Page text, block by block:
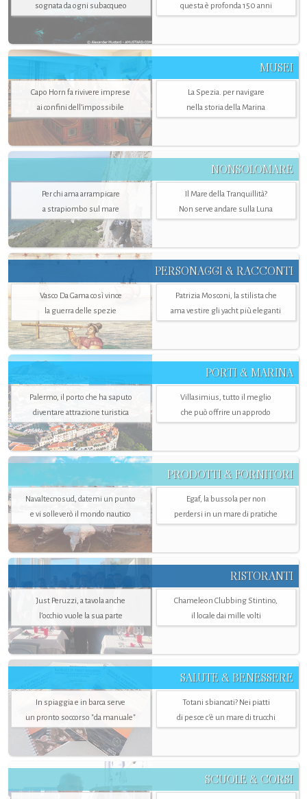
sognata da ogni subacqueo
questa è profonda 150 anni
MUSEI
Capo Horn fa rivivere imprese
ai confini dell’impossibile
La Spezia. per navigare
nella storia della Marina
NONSOLOMARE
Per chi ama arrampicare
a strapiombo sul mare
Il Mare della Tranquillità?
Non serve andare sulla Luna
PERSONAGGI & RACCONTI
Vasco Da Gama così vince
la guerra delle spezie
Patrizia Mosconi, la stilista che
ama vestire gli yacht più eleganti
PORTI & MARINA
Palermo, il porto che ha saputo
diventare attrazione turistica
Villasimius, tutto il meglio
che può offrire un approdo
PRODOTTI & FORNITORI
Navaltecnosud, datemi un punto
e vi solleverò il mondo nautico
Egaf, la bussola per non
perdersi in un mare di pratiche
RISTORANTI
Just Peruzzi, a tavola anche
l’occhio vuole la sua parte
Chameleon Clubbing Stintino,
il locale dai mille volti
SALUTE & BENESSERE
In spiaggia e in barca serve
un pronto soccorso "da manuale"
Totani sbiancati? Nei piatti
di pesce c'è un mare di trucchi
SCUOLE & CORSI